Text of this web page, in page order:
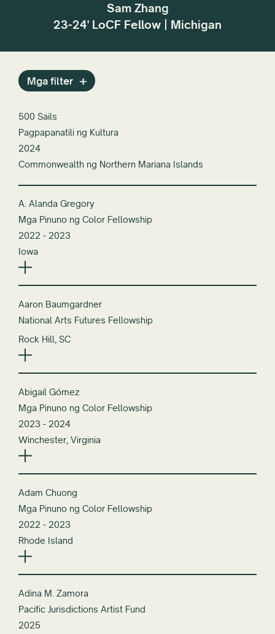
Sam Zhang
23-24' LoCF Fellow | Michigan
Mga filter
500 Sails
Pagpapanatili ng Kultura
2024
Commonwealth ng Northern Mariana Islands
A. Alanda Gregory
Mga Pinuno ng Color Fellowship
2022 - 2023
Iowa
Aaron Baumgardner
National Arts Futures Fellowship
Rock Hill, SC
Abigail Gómez
Mga Pinuno ng Color Fellowship
2023 - 2024
Winchester, Virginia
Adam Chuong
Mga Pinuno ng Color Fellowship
2022 - 2023
Rhode Island
Adina M. Zamora
Pacific Jurisdictions Artist Fund
2025